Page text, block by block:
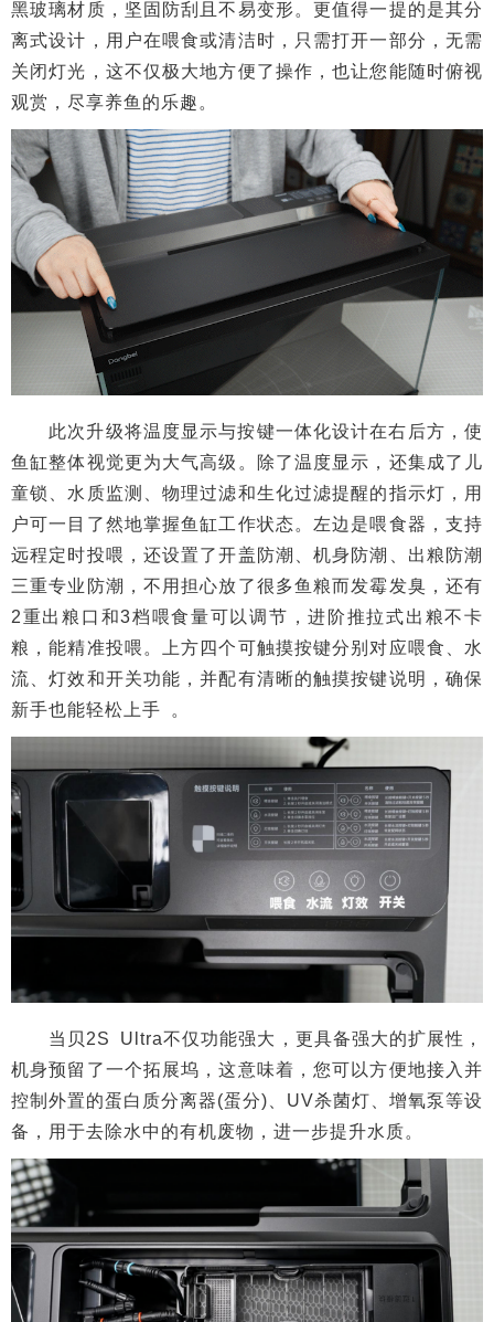
黑玻璃材质，坚固防刮且不易变形。更值得一提的是其分
离式设计，用户在喂食或清洁时，只需打开一部分，无需
关闭灯光，这不仅极大地方便了操作，也让您能随时俯视
观赏，尽享养鱼的乐趣。
此次升级将温度显示与按键一体化设计在右后方，使
鱼缸整体视觉更为大气高级。除了温度显示，还集成了儿
童锁、水质监测、物理过滤和生化过滤提醒的指示灯，用
户可一目了然地掌握鱼缸工作状态。左边是喂食器，支持
远程定时投喂，还设置了开盖防潮、机身防潮、出粮防潮
三重专业防潮，不用担心放了很多鱼粮而发霉发臭，还有
2重出粮口和3档喂食量可以调节，进阶推拉式出粮不卡
粮，能精准投喂。上方四个可触摸按键分别对应喂食、水
流、灯效和开关功能，并配有清晰的触摸按键说明，确保
新手也能轻松上手 。
当贝2S Ultra不仅功能强大，更具备强大的扩展性，
机身预留了一个拓展坞，这意味着，您可以方便地接入并
控制外置的蛋白质分离器(蛋分)、UV杀菌灯、增氧泵等设
备，用于去除水中的有机废物，进一步提升水质。